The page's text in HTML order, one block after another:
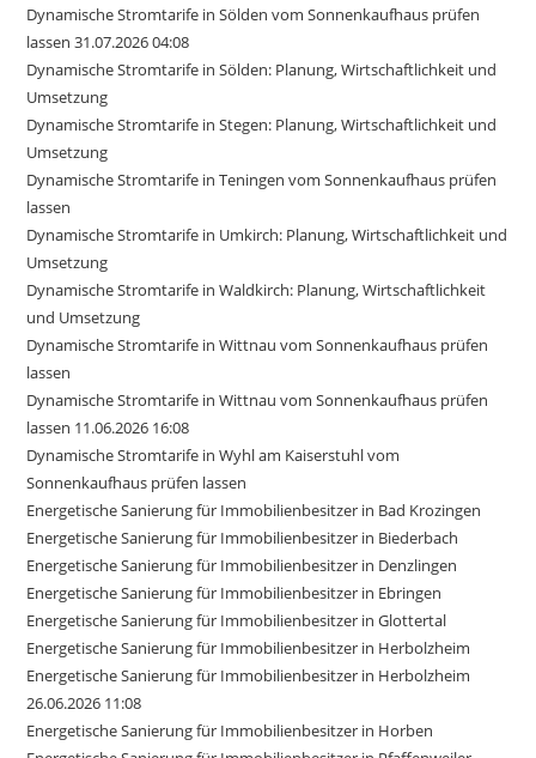
Dynamische Stromtarife in Sölden vom Sonnenkaufhaus prüfen
lassen 31.07.2026 04:08
Dynamische Stromtarife in Sölden: Planung, Wirtschaftlichkeit und
Umsetzung
Dynamische Stromtarife in Stegen: Planung, Wirtschaftlichkeit und
Umsetzung
Dynamische Stromtarife in Teningen vom Sonnenkaufhaus prüfen
lassen
Dynamische Stromtarife in Umkirch: Planung, Wirtschaftlichkeit und
Umsetzung
Dynamische Stromtarife in Waldkirch: Planung, Wirtschaftlichkeit
und Umsetzung
Dynamische Stromtarife in Wittnau vom Sonnenkaufhaus prüfen
lassen
Dynamische Stromtarife in Wittnau vom Sonnenkaufhaus prüfen
lassen 11.06.2026 16:08
Dynamische Stromtarife in Wyhl am Kaiserstuhl vom
Sonnenkaufhaus prüfen lassen
Energetische Sanierung für Immobilienbesitzer in Bad Krozingen
Energetische Sanierung für Immobilienbesitzer in Biederbach
Energetische Sanierung für Immobilienbesitzer in Denzlingen
Energetische Sanierung für Immobilienbesitzer in Ebringen
Energetische Sanierung für Immobilienbesitzer in Glottertal
Energetische Sanierung für Immobilienbesitzer in Herbolzheim
Energetische Sanierung für Immobilienbesitzer in Herbolzheim
26.06.2026 11:08
Energetische Sanierung für Immobilienbesitzer in Horben